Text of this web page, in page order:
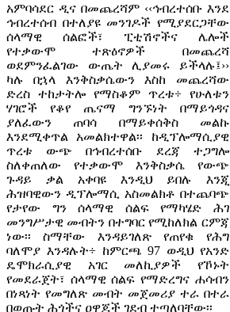
አምባሳደር ዲና በመጨረሻም ‹‹ኅብረተሰቡ እንደ
ኅብረተሰብ በተለያዩ መንገዶች የሚያደርጋቸው
ሰላማዊ ሰልፎች፣ ፒቲሽኖችና ሌሎች
የተቃውሞ ተጽዕኖዎች በመጨረሻ
ወደምንፈልገው ውጤት ሊያመሩ ይችላሉ፤››
ካሉ በኋላ እንቅስቃሴውን እስከ መጨረሻው
ድረስ ተከታትሎ የማስቆም ጥረቱ÷ የሁለቱን
ሃገሮች የቆየ ጤናማ ግንኙነት በማይጎዳና
ያለፈውን ጠባሳ በማይቀሰቅስ መልኩ
እንደሚቀጥል አመልክተዋል፡፡ ከዲፕሎማሲያዊ
ጥረቱ ውጭ በኅብረተሰቡ ደረጃ ተጋግሎ
ስለቀጠለው የተቃውሞ እንቅስቃሴ የውጭ
ጉዳይ ቃል አቀባዩ እንዲህ ይበሉ እንጂ
ሕዝባዊውን ዲፕሎማሲ አስመልክቶ በተጨባጭ
የታየው ግን ሰላማዊ ሰልፍ የማካሄድ ሕገ
መንግሥታዊ መብትን በተግባር የሚከለክል ርምጃ
ነው፡፡ ስማቸው እንዳይገለጽ የጠየቁ የሕግ
ባለሞያ እንዳሉት÷ ከምርጫ 97 ወዲህ የአንድ
ዴሞክራሲያዊ አገር መለኪያዎች የኾኑት
የመደራጀት፣ ሰላማዊ ሰልፍ የማድረግና ሐሳብን
በነጻነት የመግለጽ መብት መጀመሪያ ተራ በተራ
በወጡት ሕጎችና ዐዋጆች ገደብ ተጣለባቸው፡፡